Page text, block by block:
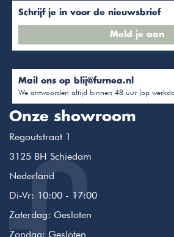
Schrijf je in voor de nieuwsbrief
Meld je aan
Mail ons op blij@furnea.nl
We antwoorden altijd binnen 48 uur (op
Onze showroom
Regoutstraat 1
3125 BH Schiedam
Nederland
Di-Vr: 10:00 - 17:00
Zaterdag: Gesloten
Zondag: Gesloten